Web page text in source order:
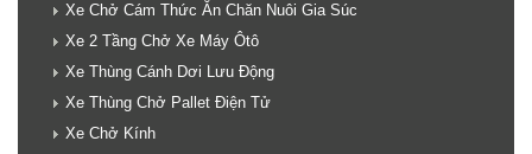
Xe Chở Cám Thức Ăn Chăn Nuôi Gia Súc
Xe 2 Tầng Chở Xe Máy Ôtô
Xe Thùng Cánh Dơi Lưu Động
Xe Thùng Chở Pallet Điện Tử
Xe Chở Kính